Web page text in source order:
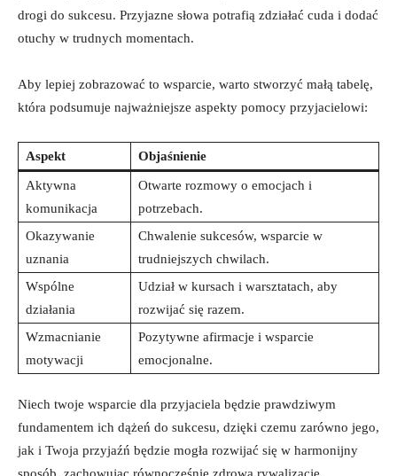
drogi‌ do sukcesu. Przyjazne ‍słowa potrafią zdziałać cuda i dodać
otuchy w trudnych momentach.
Aby lepiej zobrazować to ⁤wsparcie,​ warto stworzyć małą tabelę,
która ⁤podsumuje najważniejsze aspekty pomocy przyjacielowi:
Aspekt Objaśnienie
Aktywna
komunikacja
Otwarte rozmowy o ⁤emocjach i
potrzebach.
Okazywanie
uznania
Chwalenie sukcesów, wsparcie⁣ w
trudniejszych chwilach.
Wspólne
działania
Udział w kursach i warsztatach, aby
rozwijać się razem.
Wzmacnianie
motywacji
Pozytywne afirmacje i ⁢wsparcie
emocjonalne.
Niech ​twoje wsparcie dla przyjaciela będzie prawdziwym
fundamentem ‍ich dążeń do ⁤sukcesu, dzięki ​czemu zarówno jego,
jak i Twoja przyjaźń będzie mogła rozwijać się w harmonijny⁢